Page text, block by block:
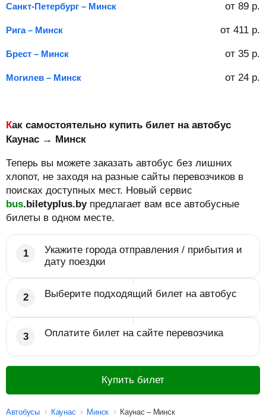
Санкт-Петербург – Минск от 89 р.
Рига – Минск от 411 р.
Брест – Минск от 35 р.
Могилев – Минск от 24 р.
Как самостоятельно купить билет на автобус
Каунас → Минск
Теперь вы можете заказать автобус без лишних
хлопот, не заходя на разные сайты перевозчиков в
поисках доступных мест. Новый сервис
bus.biletyplus.byпредлагает вам все автобусные
билеты в одном месте.
Укажите города отправления / прибытия и
дату поездки
Выберите подходящий билет на автобус
Оплатите билет на сайте перевозчика
Купить билет
Автобусы Каунас Минск
Каунас – Минск